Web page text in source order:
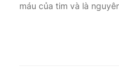
máu của tim và là